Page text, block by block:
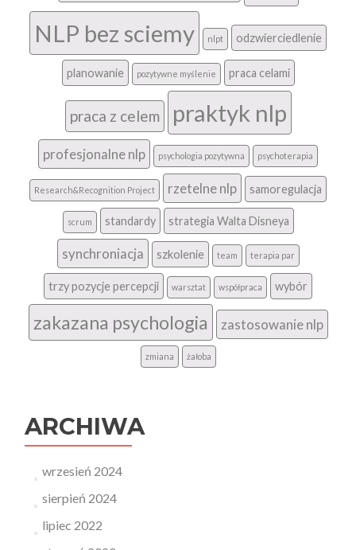
NLP bez sciemy
nlpt odzwierciedlenie
planowanie pozytywne myślenie praca celami
praca z celem praktyk nlp
profesjonalne nlp psychologia pozytywna psychoterapia
Research&Recognition Project rzetelne nlp samoregulacja
scrum standardy strategia Walta Disneya
synchroniacja szkolenie team terapia par
trzy pozycje percepcji warsztat współpraca wybór
zakazana psychologia zastosowanie nlp
zmiana żałoba
ARCHIWA
wrzesień 2024
sierpień 2024
lipiec 2022